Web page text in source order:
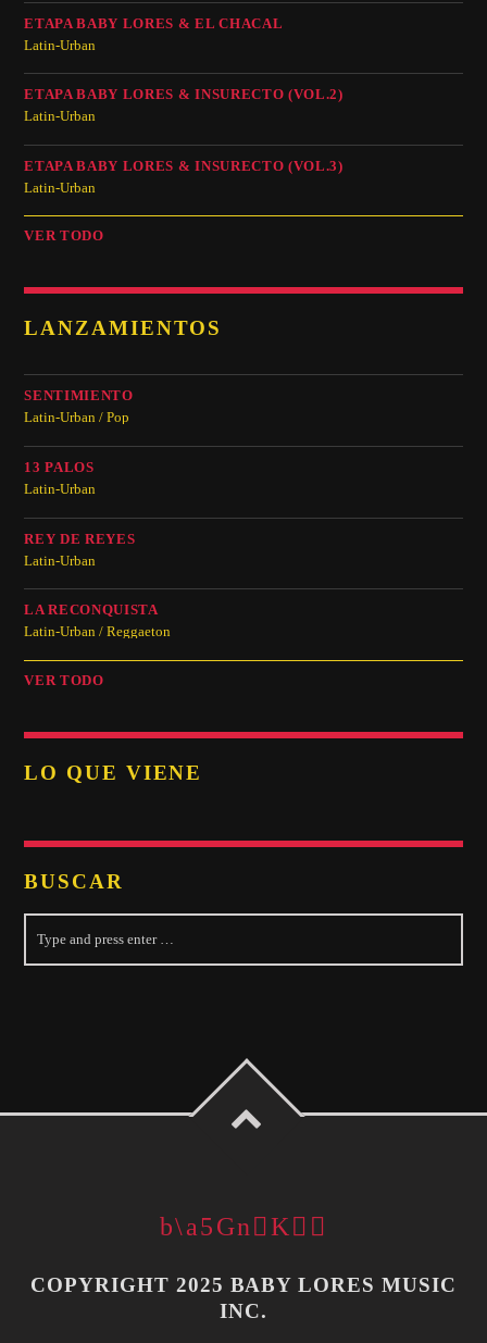
ETAPA BABY LORES & EL CHACAL
Latin-Urban
ETAPA BABY LORES & INSURECTO (VOL.2)
Latin-Urban
ETAPA BABY LORES & INSURECTO (VOL.3)
Latin-Urban
VER TODO
LANZAMIENTOS
SENTIMIENTO
Latin-Urban / Pop
13 PALOS
Latin-Urban
REY DE REYES
Latin-Urban
LA RECONQUISTA
Latin-Urban / Reggaeton
VER TODO
LO QUE VIENE
BUSCAR
COPYRIGHT 2025 BABY LORES MUSIC
INC.